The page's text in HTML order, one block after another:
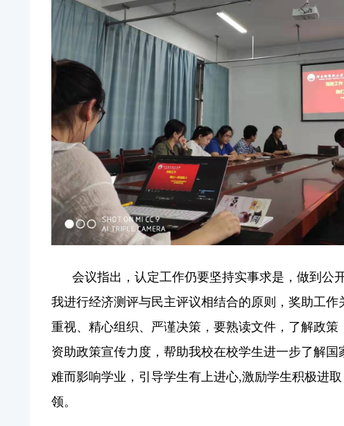
会议指出，认定工作仍要坚持实事求是，做到公
我进行经济测评与民主评议相结合的原则，奖助工
重视、精心组织、严谨决策，要熟读文件，了解政
资助政策宣传力度，帮助我校在校学生进一步了解
难而影响学业，引导学生有上进心,激励学生积极进
领。